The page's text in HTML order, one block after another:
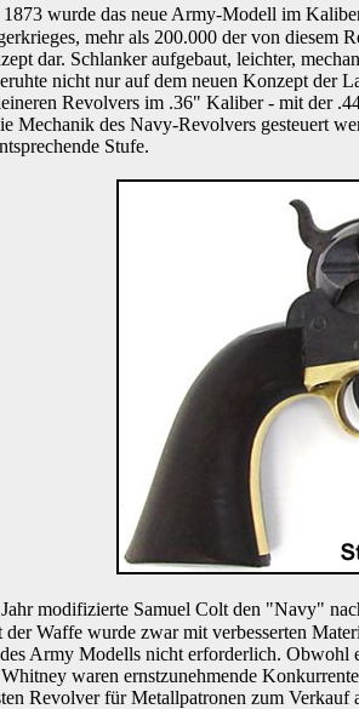
wurde das neue Army-Modell im
mehr als 200.000 der von diesem
dar. Schlanker aufgebaut, leichter,
nicht nur auf dem neuen Konzept der
Revolvers im .36" Kaliber - mit der
Mechanik des Navy-Revolvers gesteuert
Stufe.
modifizierte Samuel Colt den "Navy"
der Waffe wurde zwar mit verbesserten
Army Modells nicht erforderlich.
waren ernstzunehmende
Revolver für Metallpatronen zum Verkauf